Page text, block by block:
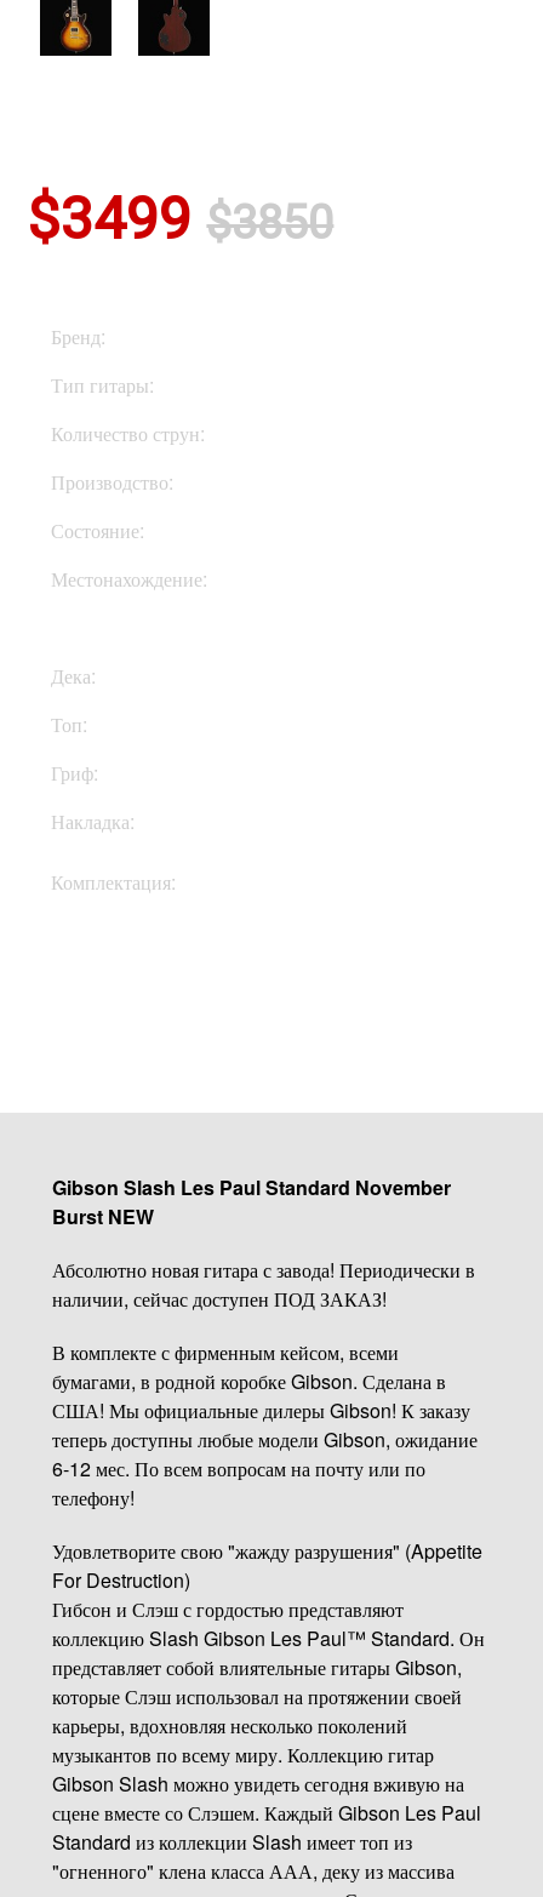
$3499$3850
Бренд:
Тип гитары:
Количество струн:
Производство:
Состояние:
Местонахождение:
Дека:
Топ:
Гриф:
Накладка:
Комплектация:
Gibson Slash Les Paul Standard November
Burst NEW
Абсолютно новая гитара с завода! Периодически в
наличии, сейчас доступен ПОД ЗАКАЗ!
В комплекте с фирменным кейсом, всеми
бумагами, в родной коробке Gibson. Сделана в
США! Мы официальные дилеры Gibson! К заказу
теперь доступны любые модели Gibson, ожидание
6-12 мес. По всем вопросам на почту или по
телефону!
Удовлетворите свою "жажду разрушения" (Appetite
For Destruction)
Гибсон и Слэш с гордостью представляют
коллекцию Slash Gibson Les Paul™ Standard. Он
представляет собой влиятельные гитары Gibson,
которые Слэш использовал на протяжении своей
карьеры, вдохновляя несколько поколений
музыкантов по всему миру. Коллекцию гитар
Gibson Slash можно увидеть сегодня вживую на
сцене вместе со Слэшем. Каждый Gibson Les Paul
Standard из коллекции Slash имеет топ из
"огненного" клена класса ААА, деку из массива